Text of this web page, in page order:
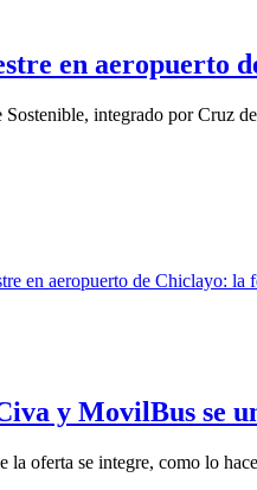
en aeropuerto
Sostenible, integrado por Cruz
y MovilBus se
la oferta se integre, como lo